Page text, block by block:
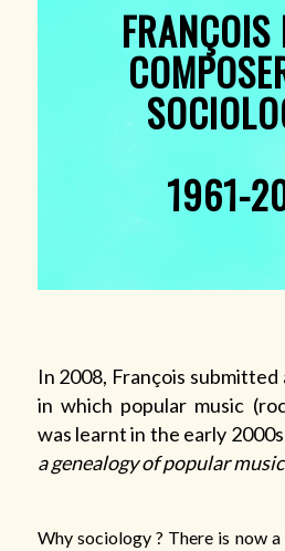
1961-
In 2008, François
in which popular music
was learnt in the early
a genealogy of popular music
Why sociology ? There is now a